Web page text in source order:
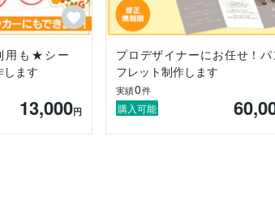
点がありましたら、
軽にご連絡くださいませ。
とを楽しみにしております＾＾
ただきありがとうございました！
用も★シー
します
13,000円
プロデザイナーにお任せ！パ
フレット制作します
実績0件
購入可能